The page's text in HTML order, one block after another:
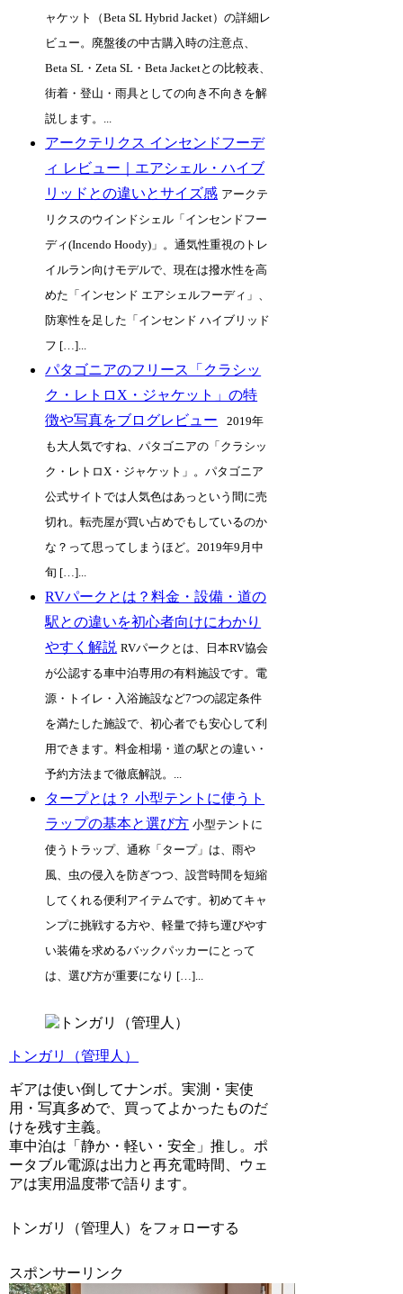
ャケット（Beta SL Hybrid Jacket）の詳細レ
ビュー。廃盤後の中古購入時の注意点、
Beta SL・Zeta SL・Beta Jacketとの比較表、
街着・登山・雨具としての向き不向きを解
説します。...
アークテリクス インセンドフーデ
ィ レビュー｜エアシェル・ハイブ
リッドとの違いとサイズ感 アークテ
リクスのウインドシェル「インセンドフー
ディ(Incendo Hoody)」。通気性重視のトレ
イルラン向けモデルで、現在は撥水性を高
めた「インセンド エアシェルフーディ」、
防寒性を足した「インセンド ハイブリッド
フ […]...
パタゴニアのフリース「クラシッ
ク・レトロX・ジャケット」の特
徴や写真をブログレビュー
2019年
も大人気ですね、パタゴニアの「クラシッ
ク・レトロX・ジャケット」。パタゴニア
公式サイトでは人気色はあっという間に売
切れ。転売屋が買い占めでもしているのか
な？って思ってしまうほど。2019年9月中
旬 […]...
RVパークとは？料金・設備・道の
駅との違いを初心者向けにわかり
やすく解説 RVパークとは、日本RV協会
が公認する車中泊専用の有料施設です。電
源・トイレ・入浴施設など7つの認定条件
を満たした施設で、初心者でも安心して利
用できます。料金相場・道の駅との違い・
予約方法まで徹底解説。...
タープとは？ 小型テントに使うト
ラップの基本と選び方 小型テントに
使うトラップ、通称「タープ」は、雨や
風、虫の侵入を防ぎつつ、設営時間を短縮
してくれる便利アイテムです。初めてキャ
ンプに挑戦する方や、軽量で持ち運びやす
い装備を求めるバックパッカーにとって
は、選び方が重要になり […]...
トンガリ（管理人）
ギアは使い倒してナンボ。実測・実使
用・写真多めで、買ってよかったものだ
けを残す主義。
車中泊は「静か・軽い・安全」推し。ポ
ータブル電源は出力と再充電時間、ウェ
アは実用温度帯で語ります。
トンガリ（管理人）をフォローする
スポンサーリンク